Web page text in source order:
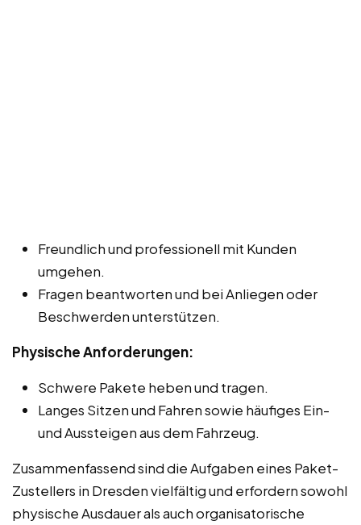
Freundlich und professionell mit Kunden
umgehen.
Fragen beantworten und bei Anliegen oder
Beschwerden unterstützen.
Physische Anforderungen:
Schwere Pakete heben und tragen.
Langes Sitzen und Fahren sowie häufiges Ein-
und Aussteigen aus dem Fahrzeug.
Zusammenfassend sind die Aufgaben eines Paket-
Zustellers in Dresden vielfältig und erfordern sowohl
physische Ausdauer als auch organisatorische